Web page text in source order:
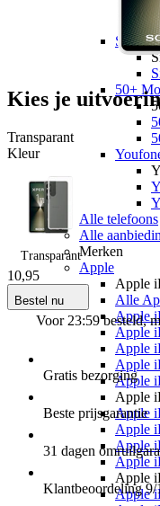
Simpel
50+
Alle telefoons
Alle
Merken
Apple
Apple
Alle
Apple
Apple
Apple
Apple
Apple
Apple
Apple
Apple
Apple
Apple
Apple
Apple
Kies je
Transparant
Kleur
Transparant
10,95
Bestel nu
Voor 23:59 besteld,
Gratis bezorging
Beste prijsgarantie
31 dagen
Klantbeoordeling9/